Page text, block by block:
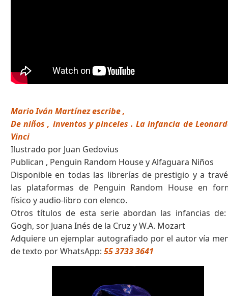
Mario Iván Martínez escribe ,
De niños , inventos y pinceles . La infancia de
Vinci
Ilustrado por Juan Gedovius
Publican , Penguin Random House y Alfaguara Niños
Disponible en todas las librerías de prestigio y a
las plataformas de Penguin Random House en
físico y audio-libro con elenco.
Otros títulos de esta serie abordan las infancias de:
Gogh, sor Juana Inés de la Cruz y W.A. Mozart
Adquiere un ejemplar autografiado por el autor vía
de texto por WhatsApp: 55 3733 3641